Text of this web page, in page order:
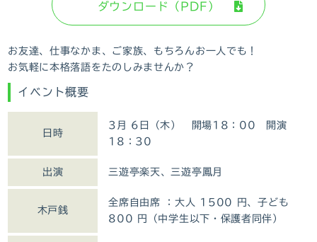
ダウンロード（PDF）
お友達、仕事なかま、ご家族、もちろんお一人でも！
お気軽に本格落語をたのしみませんか？
イベント概要
日時
3月 6日（木） 開場18：00 開演
18：30
出演 三遊亭楽天、三遊亭鳳月
木戸銭
全席自由席 ：大人 1500 円、子ども
800 円（中学生以下・保護者同伴）